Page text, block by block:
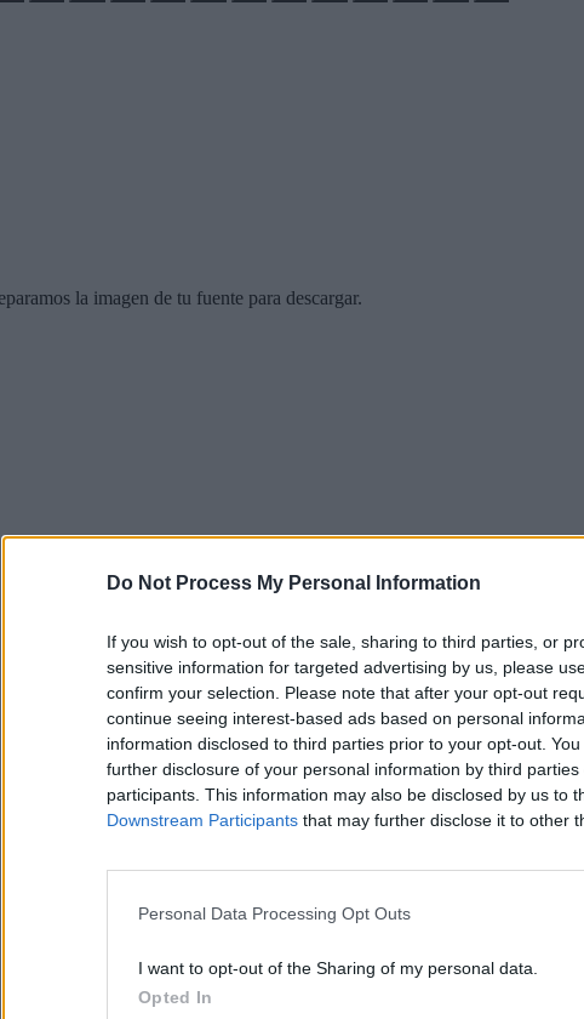
Do Not Process My Personal Information
If you wish to opt-out of the sale, sharing to third parties, or
sensitive information for targeted advertising by us, please
confirm your selection. Please note that after your opt-out
continue seeing interest-based ads based on personal
information disclosed to third parties prior to your opt-out.
further disclosure of your personal information by third parties
participants. This information may also be disclosed by us to
Downstream Participants that may further disclose it to other
Personal Data Processing Opt Outs
I want to opt-out of the Sharing of my personal data.
Opted In
la imagen de tu fuente para descargar.